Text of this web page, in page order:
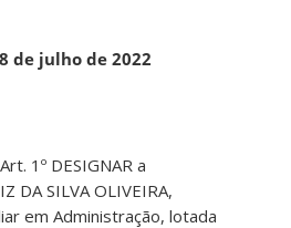
de julho de 2022
1º DESIGNAR a
DA SILVA OLIVEIRA,
em Administração, lotada